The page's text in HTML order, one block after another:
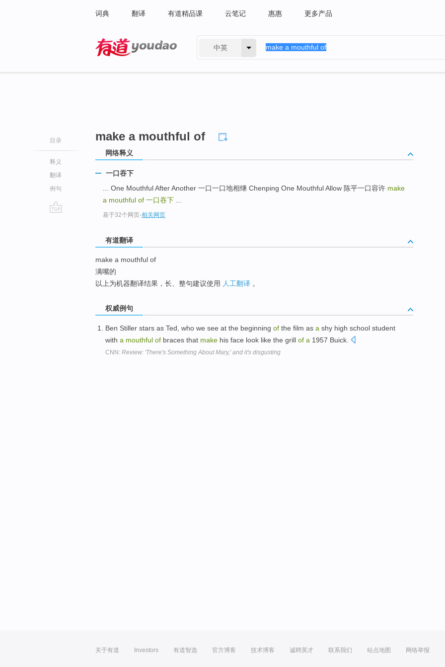
词典 翻译 有道精品课 云笔记 惠惠 更多产品
中英
目录
释义
翻译
例句
make a mouthful of
网络释义
一口吞下
... One Mouthful After Another 一口一口地相继 Chenping One Mouthful Allow 陈平一口容许 make
a mouthful of 一口吞下
基于32个网页-相关网页
有道翻译
make a mouthful of
满嘴的
以上为机器翻译结果，长、整句建议使用 人工翻译 。
权威例句
Ben Stiller stars as Ted, who we see at the beginning of the film as a shy high school student
with a mouthful of braces that make his face look like the grill of a 1957 Buick.
CNN: Review: 'There's Something About Mary,' and it's disgusting
关于有道 Investors 有道智选 官方博客 技术博客 诚聘英才 联系我们 站点地图 网络举报